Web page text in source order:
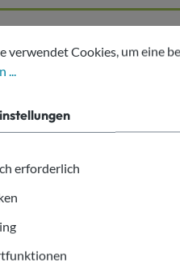
200ml SUPD"
200ml SUPD
Cookies, um eine
verwendet Cookies, um eine
erforderlich